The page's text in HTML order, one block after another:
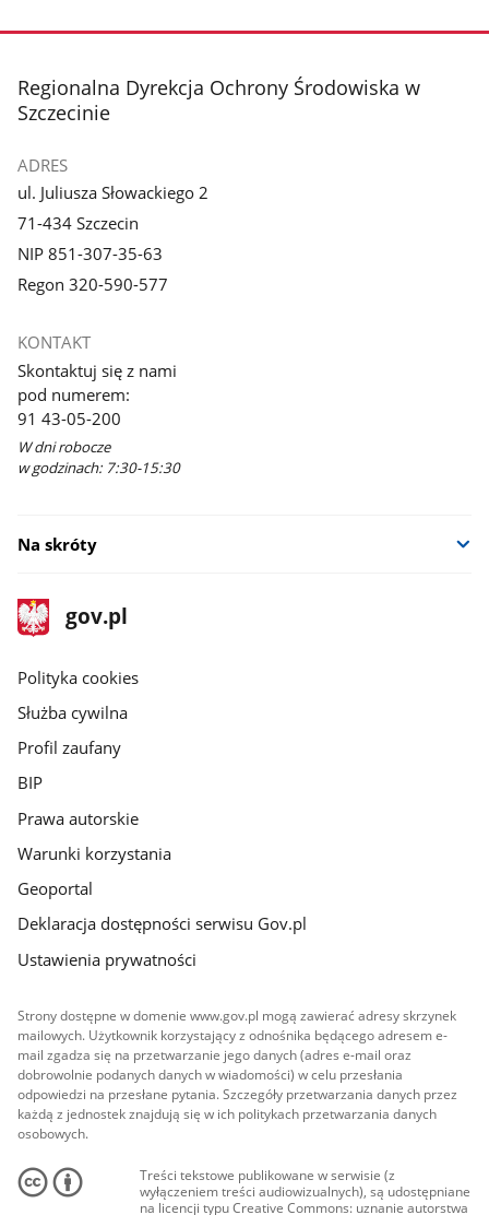
stopka
Regionalna Dyrekcja Ochrony Środowiska w
Szczecinie
ADRES
ul. Juliusza Słowackiego 2
71-434 Szczecin
NIP 851-307-35-63
Regon 320-590-577
KONTAKT
Skontaktuj się z nami
pod numerem:
91 43-05-200
W dni robocze
w godzinach: 7:30-15:30
Na skróty
stopka
gov.pl
Strona
gov.pl
gov.pl
Polityka cookies
Służba cywilna
Profil zaufany
BIP
Prawa autorskie
Warunki korzystania
Geoportal
Deklaracja dostępności serwisu Gov.pl
Ustawienia prywatności
Strony dostępne w domenie www.gov.pl mogą zawierać adresy skrzynek
mailowych. Użytkownik korzystający z odnośnika będącego adresem e-
mail zgadza się na przetwarzanie jego danych (adres e-mail oraz
dobrowolnie podanych danych w wiadomości) w celu przesłania
odpowiedzi na przesłane pytania. Szczegóły przetwarzania danych przez
każdą z jednostek znajdują się w ich politykach przetwarzania danych
osobowych.
Treści tekstowe publikowane w serwisie (z
wyłączeniem treści audiowizualnych), są udostępniane
na licencji typu Creative Commons: uznanie autorstwa